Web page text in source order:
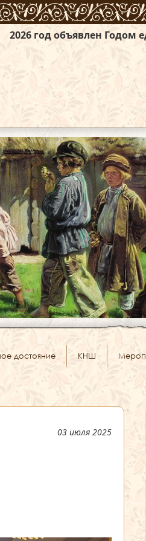
Годом единства
достояние КНШ
03 июля 2025